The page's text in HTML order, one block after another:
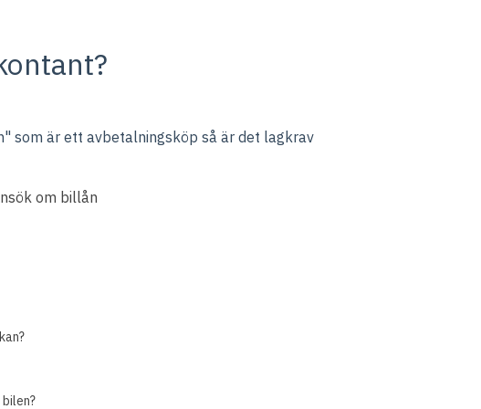
som är ett avbetalningsköp så är det lagkrav
om billån